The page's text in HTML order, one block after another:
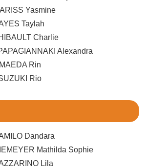
Yasmine
Taylah
Charlie
Alexandra
Rin
Rio
Dandara
Mathilda Sophie
Lila